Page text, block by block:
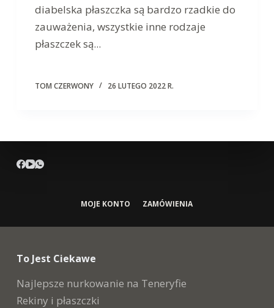
diabelska płaszczka są bardzo rzadkie do
zauważenia, wszystkie inne rodzaje
płaszczek są...
TOM CZERWONY 26 LUTEGO 2022 R.
MOJE KONTO ZAMÓWIENIA
To Jest Ciekawe
Najlepsze nurkowanie na Teneryfie
Rekiny i płaszczki